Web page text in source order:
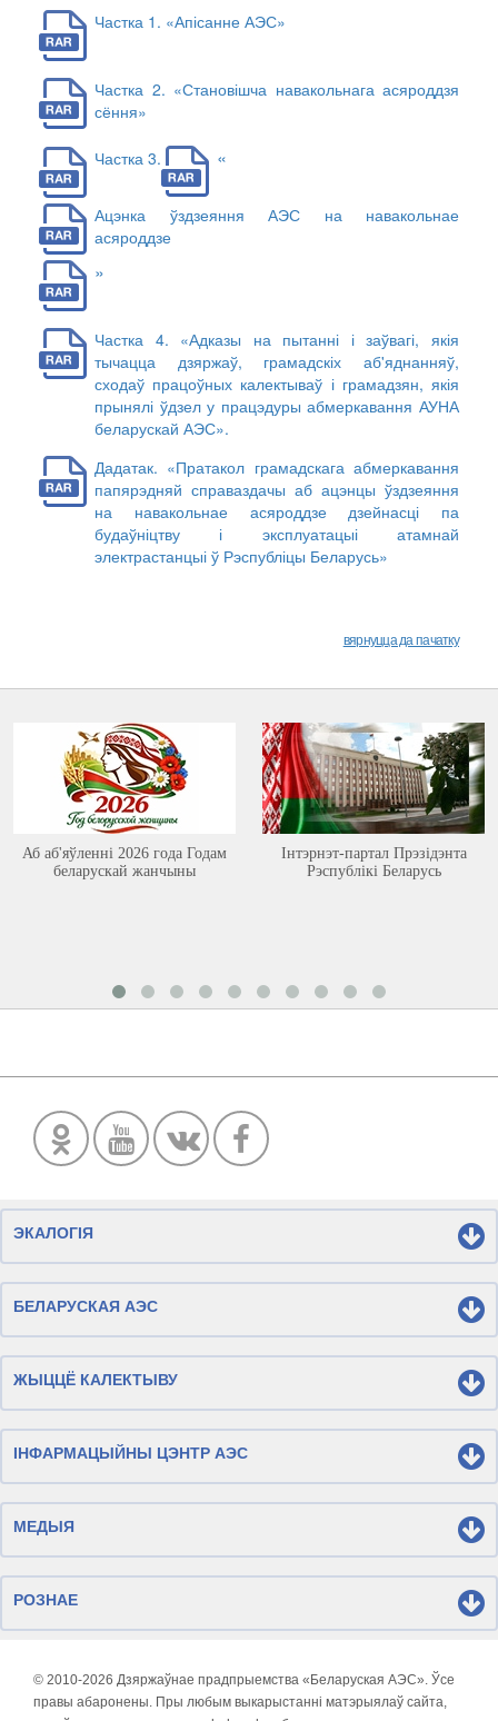
Частка 1. «Апісанне АЭС»
Частка 2. «Становішча навакольнага асяроддзя
сёння»
Частка 3. «
Ацэнка ўздзеяння АЭС на навакольнае
асяроддзе
»
Частка 4. «Адказы на пытанні і заўвагі, якія
тычацца дзяржаў, грамадскіх аб'яднанняў,
сходаў працоўных калектываў і грамадзян, якія
прынялі ўдзел у працэдуры абмеркавання АУНА
беларускай АЭС».
Дадатак. «Пратакол грамадскага абмеркавання
папярэдняй справаздачы аб ацэнцы ўздзеяння
на навакольнае асяроддзе дзейнасці па
будаўніцтву і эксплуатацыі атамнай
электрастанцыі ў Рэспубліцы Беларусь»
вярнуцца да пачатку
Аб аб'яўленні 2026 года Годам
беларускай жанчыны
Інтэрнэт-партал Прэзідэнта
Рэспублікі Беларусь
ЭКАЛОГІЯ
БЕЛАРУСКАЯ АЭС
ЖЫЦЦЁ КАЛЕКТЫВУ
ІНФАРМАЦЫЙНЫ ЦЭНТР АЭС
МЕДЫЯ
РОЗНАЕ
© 2010-2026 Дзяржаўнае прадпрыемства «Беларуская АЭС». Ўсе
правы абаронены. Пры любым выкарыстанні матэрыялаў сайта,